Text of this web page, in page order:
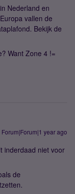
Nederland en
vallen de
Bekijk de
Want Zone 4 !=
Forum|Forum|1 year ago
inderdaad niet voor
de